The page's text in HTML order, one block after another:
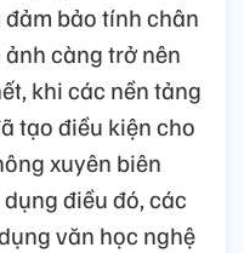
bảo tính chân
càng trở nên
khi các nền tảng
tạo điều kiện cho
xuyên biên
điều đó, các
văn học nghệ